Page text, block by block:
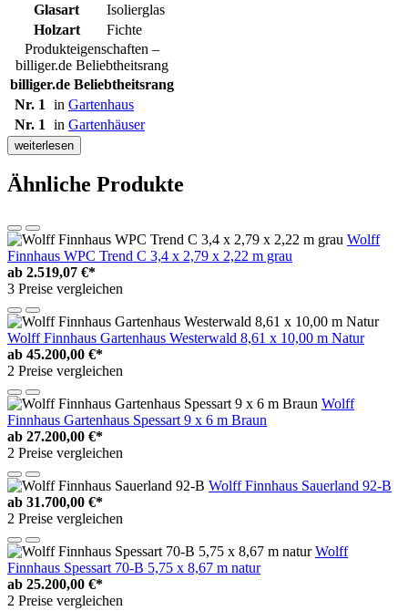
Glasart
Isolierglas
Holzart
Fichte
Produkteigenschaften –
billiger.de Beliebtheitsrang
billiger.de Beliebtheitsrang
Nr. 1
in Gartenhaus
Nr. 1
in Gartenhäuser
weiterlesen
Ähnliche Produkte
Wolff
Finnhaus WPC Trend C 3,4 x 2,79 x 2,22 m grau
ab 2.519,07 €*
3 Preise vergleichen
Wolff Finnhaus Gartenhaus Westerwald 8,61 x 10,00 m Natur
ab 45.200,00 €*
2 Preise vergleichen
Wolff
Finnhaus Gartenhaus Spessart 9 x 6 m Braun
ab 27.200,00 €*
2 Preise vergleichen
Wolff Finnhaus Sauerland 92-B
ab 31.700,00 €*
2 Preise vergleichen
Wolff
Finnhaus Spessart 70-B 5,75 x 8,67 m natur
ab 25.200,00 €*
2 Preise vergleichen